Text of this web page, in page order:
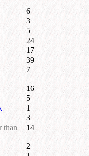
6
3
5
24
17
39
7
16
5
1
3
than
14
2